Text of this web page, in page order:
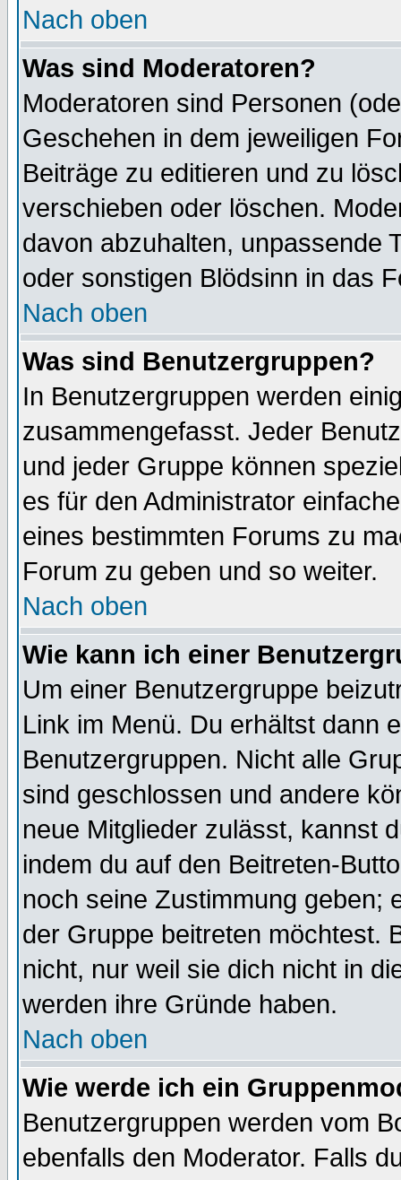
Nach oben
Was sind Moderatoren?
Moderatoren sind Personen
Geschehen in dem jeweiligen
Beiträge zu editieren und zu
verschieben oder löschen.
davon abzuhalten, unpassende
oder sonstigen Blödsinn in das
Nach oben
Was sind Benutzergruppen?
In Benutzergruppen werden
zusammengefasst. Jeder
und jeder Gruppe können
es für den Administrator
eines bestimmten Forums zu
Forum zu geben und so weiter.
Nach oben
Wie kann ich einer
Um einer Benutzergruppe
Link im Menü. Du erhältst dann
Benutzergruppen. Nicht alle
sind geschlossen und andere
neue Mitglieder zulässt, kannst
indem du auf den Beitreten-
noch seine Zustimmung geben;
der Gruppe beitreten möchtest.
nicht, nur weil sie dich nicht in
werden ihre Gründe haben.
Nach oben
Wie werde ich ein
Benutzergruppen werden vom
ebenfalls den Moderator. Falls